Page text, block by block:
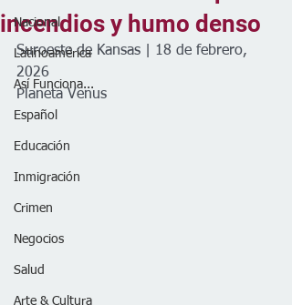
Nacional
Latinoamérica
Así Funciona...
Español
Educación
Inmigración
Crimen
Negocios
Salud
Arte & Cultura
incendios y humo denso
Suroeste de Kansas | 18 de febrero,
2026
Planeta Venus